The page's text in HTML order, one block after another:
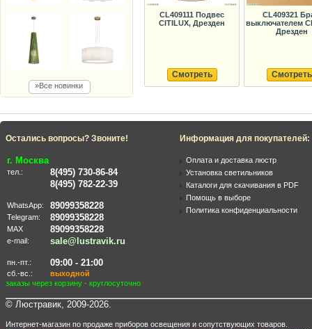
»Все новинки
CL409111 Подвес
CITILUX, Дрезден
Смотреть
CL409321
выключателем
Дрезден
Смотреть
Остались вопросы? Звоните!
г. Москва
тел.:
8(495) 730-86-84
8(495) 782-22-39
WhatsApp: 89099358228
Telegram: 89099358228
MAX 89099358228
e-mail: sale@lustravik.ru
пн.-пт.: 09:00 - 21:00
сб.-вс.:
выходной
заказы через корзину - круглосуточно
Информация для покупателей:
Оплата и доставка люстр
Установка светильников
Каталоги для скачивания в PDF
Помощь в выборе
Политика конфиденциальности
© Люстравик, 2009-2026.
Интернет-магазин по продаже приборов освещения и сопутствующих товаров.